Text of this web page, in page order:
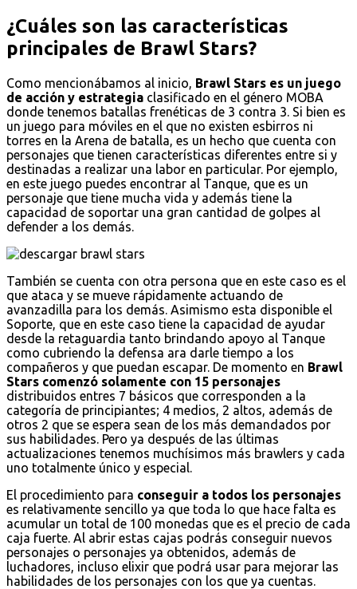
¿Cuáles son las características
principales de Brawl Stars?
Como mencionábamos al inicio, Brawl Stars es un juego
de acción y estrategia clasificado en el género MOBA
donde tenemos batallas frenéticas de 3 contra 3. Si bien es
un juego para móviles en el que no existen esbirros ni
torres en la Arena de batalla, es un hecho que cuenta con
personajes que tienen características diferentes entre si y
destinadas a realizar una labor en particular. Por ejemplo,
en este juego puedes encontrar al Tanque, que es un
personaje que tiene mucha vida y además tiene la
capacidad de soportar una gran cantidad de golpes al
defender a los demás.
También se cuenta con otra persona que en este caso es el
que ataca y se mueve rápidamente actuando de
avanzadilla para los demás. Asimismo esta disponible el
Soporte, que en este caso tiene la capacidad de ayudar
desde la retaguardia tanto brindando apoyo al Tanque
como cubriendo la defensa ara darle tiempo a los
compañeros y que puedan escapar. De momento en Brawl
Stars comenzó solamente con 15 personajes
distribuidos entres 7 básicos que corresponden a la
categoría de principiantes; 4 medios, 2 altos, además de
otros 2 que se espera sean de los más demandados por
sus habilidades. Pero ya después de las últimas
actualizaciones tenemos muchísimos más brawlers y cada
uno totalmente único y especial.
El procedimiento para conseguir a todos los personajes
es relativamente sencillo ya que toda lo que hace falta es
acumular un total de 100 monedas que es el precio de cada
caja fuerte. Al abrir estas cajas podrás conseguir nuevos
personajes o personajes ya obtenidos, además de
luchadores, incluso elixir que podrá usar para mejorar las
habilidades de los personajes con los que ya cuentas.